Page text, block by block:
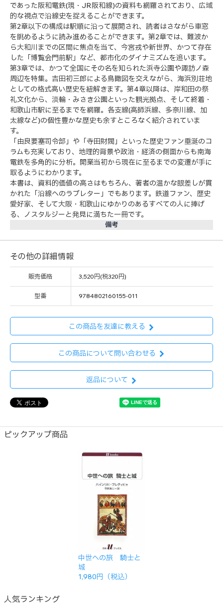
であった阪和電鉄(現・JR阪和線)の資料も網羅されており、広域
的な視点で沿線史を捉えることができます。
第2章以下の構成は駅順に沿って展開され、読者はさながら車窓
を眺めるように読み進めることができます。第2章では、難波か
ら大和川までの区間に焦点を当て、今宮戎や新世界、かつて存在
した「博覧会門前駅」など、都市化のダイナミズムを追います。
第3章では、かつて全国にその名を知られた浜寺公園や諏訪ノ森
周辺を特集。吉田初三郎による鳥瞰図を交えながら、海浜別荘地
としての格式高い歴史を紐解きます。第4章以降は、岸和田の祭
礼文化から、淡輪・みさき公園といった観光拠点、そして終着・
和歌山市駅に至るまでを網羅。各支線(高師浜線、多奈川線、加
太線など)の個性豊かな歴史も余すところなく紹介されていま
す。
「由良要塞司令部」や「寺田財閥」といった歴史ファン垂涎のコ
ラムも充実しており、地理的背景や政治・経済の側面からも南海
電鉄を多角的に分析。開業当初から現在に至るまでの変遷が手に
取るようにわかります。
本書は、資料的価値の高さはもちろん、著者の温かな眼差しが貫
かれた「沿線へのラブレター」でもあります。鉄道ファン、歴史
愛好家、そして大阪・和歌山にゆかりのあるすべての人に捧げ
る、ノスタルジーと発見に満ちた一冊です。
備考
その他の詳細情報
販売価格 3,520円(税320円)
型番 9784802160155-011
この商品を友達に教える
この商品について問い合わせる
返品について
ピックアップ商品
中世への旅 騎士と
城
1,980円（税込）
人気ランキング